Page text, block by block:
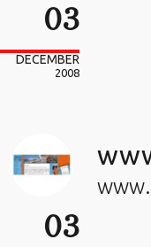
03
DECEMBER
2008
03